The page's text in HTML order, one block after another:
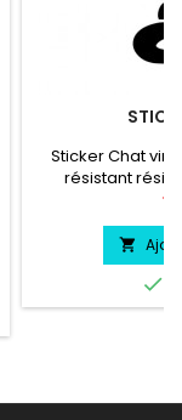
Sticker Chat
résistant
chaleur,
environs
Pose facile livré

